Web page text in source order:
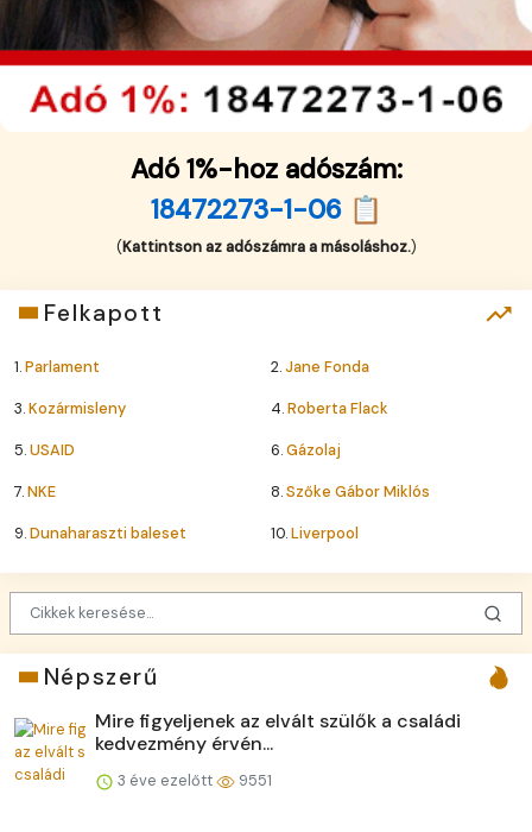
Adó 1%-hoz adószám:
18472273-1-06 📋
(Kattintson az adószámra a másoláshoz.)
Felkapott
1.Parlament 2.Jane Fonda
3.Kozármisleny 4.Roberta Flack
5.USAID 6.Gázolaj
7.NKE 8.Szőke Gábor Miklós
9.Dunaharaszti baleset 10.Liverpool
Népszerű
Mire figyeljenek az elvált szülők a családi
kedvezmény érvén...
3 éve ezelőtt 9551